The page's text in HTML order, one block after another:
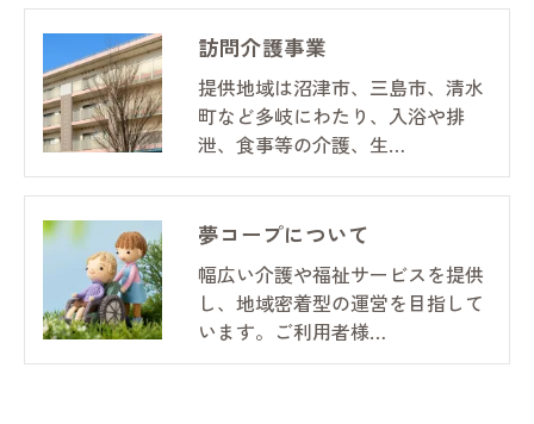
訪問介護事業
提供地域は沼津市、三島市、清水
町など多岐にわたり、入浴や排
泄、食事等の介護、生…
夢コープについて
幅広い介護や福祉サービスを提供
し、地域密着型の運営を目指して
います。ご利用者様…